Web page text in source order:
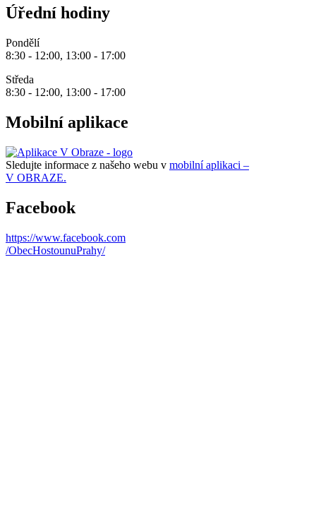
Úřední hodiny
Pondělí
8:30 - 12:00, 13:00 - 17:00
Středa
8:30 - 12:00, 13:00 - 17:00
Mobilní aplikace
Sledujte informace z našeho webu v mobilní aplikaci –
V OBRAZE.
Facebook
https://www.facebook.com
/ObecHostounuPrahy/